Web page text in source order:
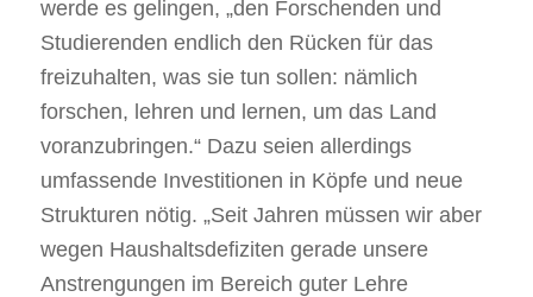
werde es gelingen, „den Forschenden und
Studierenden endlich den Rücken für das
freizuhalten, was sie tun sollen: nämlich
forschen, lehren und lernen, um das Land
voranzubringen.“ Dazu seien allerdings
umfassende Investitionen in Köpfe und neue
Strukturen nötig. „Seit Jahren müssen wir aber
wegen Haushaltsdefiziten gerade unsere
Anstrengungen im Bereich guter Lehre